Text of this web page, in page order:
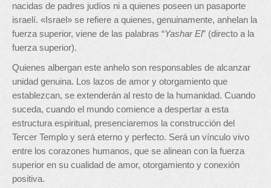
nacidas de padres judíos ni a quienes poseen un pasaporte
israelí. «Israel» se refiere a quienes, genuinamente, anhelan la
fuerza superior, viene de las palabras “Yashar El” (directo a la
fuerza superior).
Quienes albergan este anhelo son responsables de alcanzar
unidad genuina. Los lazos de amor y otorgamiento que
establezcan, se extenderán al resto de la humanidad. Cuando
suceda, cuando el mundo comience a despertar a esta
estructura espiritual, presenciaremos la construcción del
Tercer Templo y será eterno y perfecto. Será un vínculo vivo
entre los corazones humanos, que se alinean con la fuerza
superior en su cualidad de amor, otorgamiento y conexión
positiva.